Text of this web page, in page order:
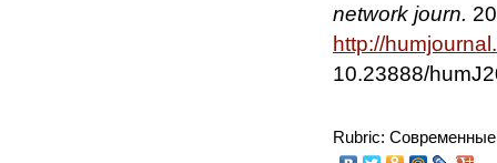
network journ.
http://
10.23888/
Rubric: